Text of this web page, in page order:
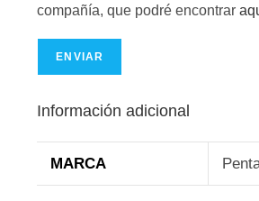
compañía, que podré encontrar
ENVIAR
Información adicional
MARCA